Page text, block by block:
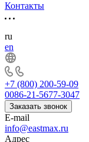
Контакты
ru
en
+7 (800) 200-59-09
0086-21-5677-3047
Заказать звонок
E-mail
info@eastmax.ru
Адрес